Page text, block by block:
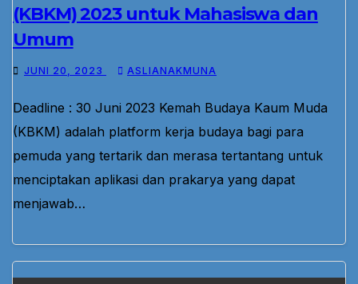
(KBKM) 2023 untuk Mahasiswa dan
Umum
JUNI 20, 2023 ASLIANAKMUNA
Deadline : 30 Juni 2023 Kemah Budaya Kaum Muda
(KBKM) adalah platform kerja budaya bagi para
pemuda yang tertarik dan merasa tertantang untuk
menciptakan aplikasi dan prakarya yang dapat
menjawab…